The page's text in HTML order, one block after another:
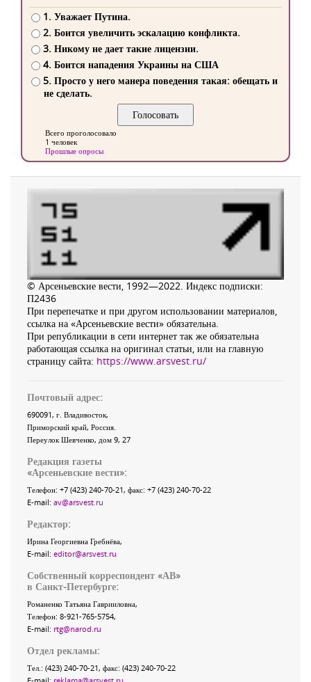
1. Уважает Путина.
2. Боится увеличить эскалацию конфликта.
3. Никому не дает такие лицензии.
4. Боится нападения Украины на США
5. Просто у него манера поведения такая: обещать и
не сделать.
Всего проголосовало
1 человек
Прошлые опросы
© Арсеньевские вести, 1992—2022. Индекс подписки:
П2436
При перепечатке и при другом использовании материалов,
ссылка на «Арсеньевские вести» обязательна.
При републикации в сети интернет так же обязательна
работающая ссылка на оригинал статьи, или на главную
страницу сайта: https://www.arsvest.ru/
Почтовый адрес:
690091, г. Владивосток,
Приморский край, Россия
Переулок Шевченко, дом 9, 27
Редакция газеты
«Арсеньевские вести»:
Телефон: +7 (423) 240-70-21, факс: +7 (423) 240-70-22
E-mail: av@arsvest.ru
Редактор:
Ирина Георгиевна Гребнёва,
E-mail: editor@arsvest.ru
Собственный корреспондент «АВ»
в Санкт-Петербурге:
Романенко Татьяна Гаврииловна,
Телефон: 8-921-765-5754,
E-mail: rtg@narod.ru
Отдел рекламы:
Тел.: (423) 240-70-21, факс: (423) 240-70-22